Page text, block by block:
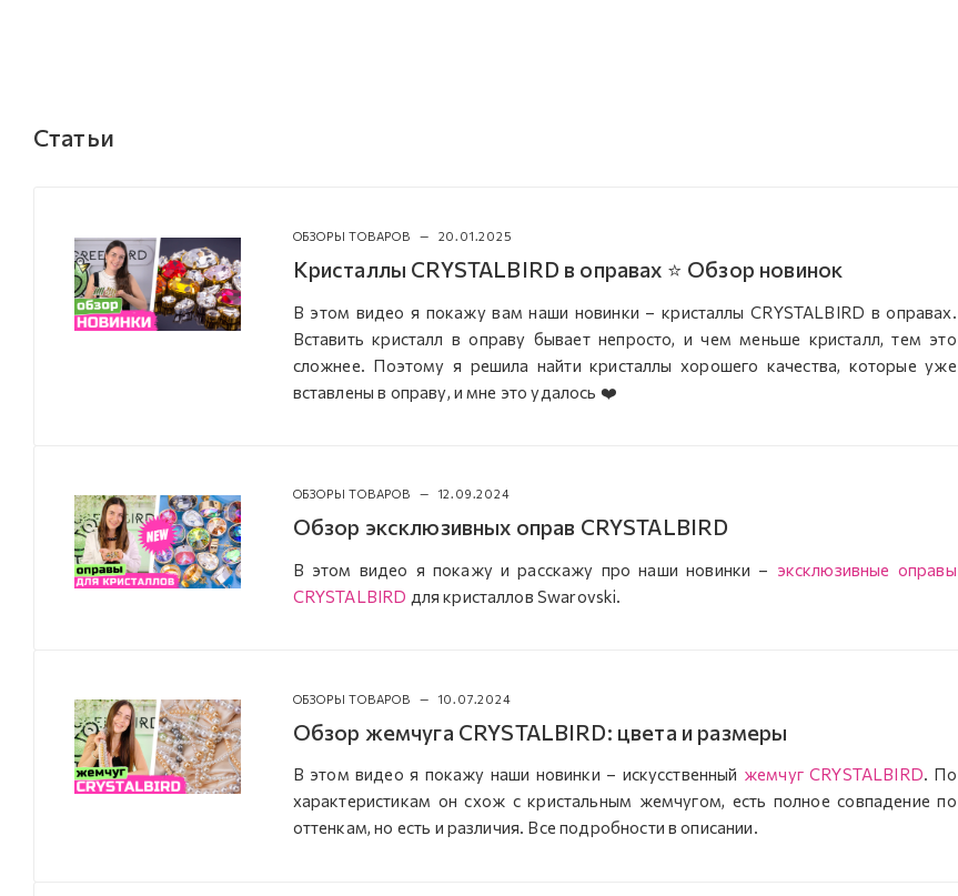
Статьи
ОБЗОРЫ ТОВАРОВ — 20.01.2025
Кристаллы CRYSTALBIRD в оправах ⭐ Обзор новинок
В этом видео я покажу вам наши новинки – кристаллы CRYSTALBIRD в оправах.
Вставить кристалл в оправу бывает непросто, и чем меньше кристалл, тем это
сложнее. Поэтому я решила найти кристаллы хорошего качества, которые уже
вставлены в оправу, и мне это удалось ❤️
ОБЗОРЫ ТОВАРОВ — 12.09.2024
Обзор эксклюзивных оправ CRYSTALBIRD
В этом видео я покажу и расскажу про наши новинки – эксклюзивные оправы
CRYSTALBIRD для кристаллов Swarovski.
ОБЗОРЫ ТОВАРОВ — 10.07.2024
Обзор жемчуга CRYSTALBIRD: цвета и размеры
В этом видео я покажу наши новинки – искусственный жемчуг CRYSTALBIRD. По
характеристикам он схож с кристальным жемчугом, есть полное совпадение по
оттенкам, но есть и различия. Все подробности в описании.